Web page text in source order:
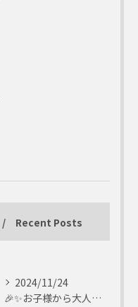
Recent Posts
2024/11/24
🎉✨お子様から大人まで楽しめる✨🎉